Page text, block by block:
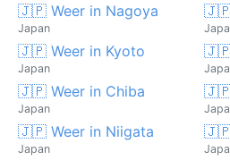
🇯🇵 Weer in Nagoya
Japan
🇯🇵
🇯🇵 Weer in Kyoto
Japan
🇯🇵
🇯🇵 Weer in Chiba
Japan
🇯🇵
🇯🇵 Weer in Niigata
Japan
🇯🇵